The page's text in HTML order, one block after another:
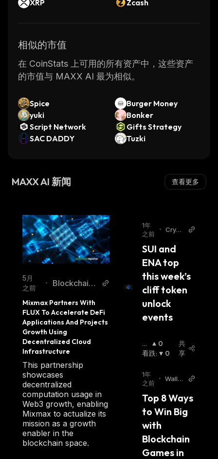
XRP Zcash
相似的市值
在 CoinStats 上可用的所有资产中，这些资产
的市值与 MAXX AI 最为相似。
Spice
Burger Money
yuki
Bonker
Script Network
Gifts Strategy
SAC DADDY
Tuzki
MAXX AI 新闻 查看更多
5月
之前
•
BlockchainR
Mixmax Partners With
FLUX To Accelerate DeFi
Applications And Projects
Growth Using
Decentralized Cloud
Infrastructure
This partnership
showcases
decentralized
computation usage in
Web3 growth, enabling
Mixmax to actualize its
mission as a growth
enabler in the
blockchain space.
1年
之前
•
Crypt
an
SUI and
ENA top
this week’s
cliff token
unlock
events
看
涨:
0
看跌: 0
共
享
1年
之前
•
Wallet
or
Top 8 Ways
to Win Big
with
Blockchain
Games in